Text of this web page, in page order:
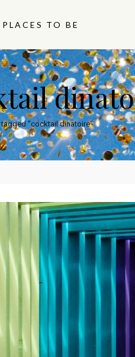
PLACES TO BE
tagged "cocktail dinatoire"